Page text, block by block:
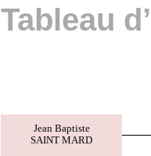
Tableau
Jean Baptiste
SAINT MARD